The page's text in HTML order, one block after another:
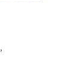
,